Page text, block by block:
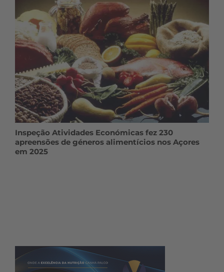
Inspeção Atividades Económicas fez 230
apreensões de géneros alimentícios nos Açores
em 2025